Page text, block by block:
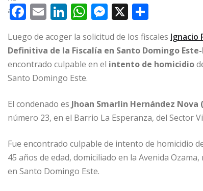
F
c
e
b
o
k
E
ai
l
Li
n
k
e
dI
W
h
at
s
p
M
e
ss
e
e
r
X
o
m
p
r
Luego de acoger la solicitud de los fiscales Ignacio
Definitiva de la Fiscalía en Santo Domingo
encontrado culpable en el intento de homicidio
Santo Domingo Este.
El condenado es Jhoan Smarlin Hernández Nova
número 23, en el Barrio La Esperanza, del Sector
Fue encontrado culpable de intento de homicidio
45 años de edad, domiciliado en la Avenida
en Santo Domingo Este.